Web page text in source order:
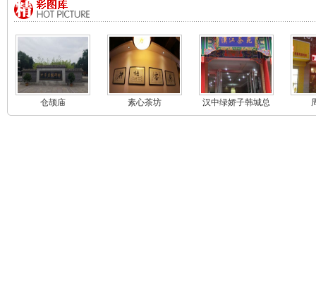
仓颉庙 素心茶坊
汉中绿娇子韩城总
代理